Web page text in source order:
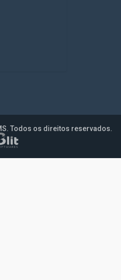
Todos os direitos reservados.